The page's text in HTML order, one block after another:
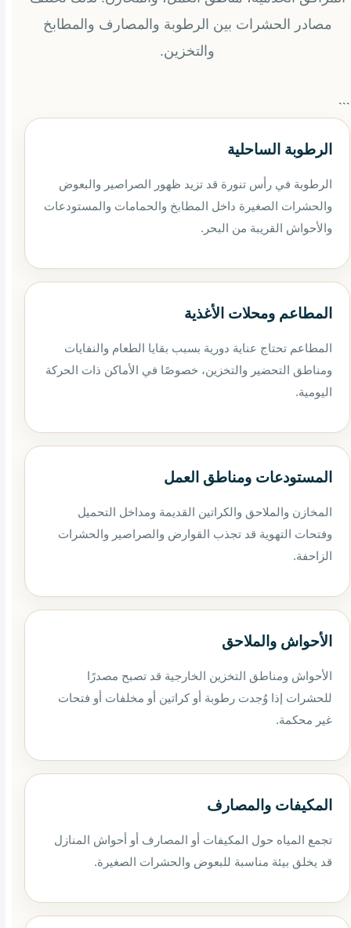
مصادر الحشرات بين الرطوبة والمصارف والمطابخ
والتخزين.
```
الرطوبة الساحلية
الرطوبة في رأس تنورة قد تزيد ظهور الصراصير والبعوض
والحشرات الصغيرة داخل المطابخ والحمامات والمستودعات
والأحواش القريبة من البحر.
المطاعم ومحلات الأغذية
المطاعم تحتاج عناية دورية بسبب بقايا الطعام والنفايات
ومناطق التحضير والتخزين، خصوصًا في الأماكن ذات الحركة
اليومية.
المستودعات ومناطق العمل
المخازن والملاحق والكراتين القديمة ومداخل التحميل
وفتحات التهوية قد تجذب القوارض والصراصير والحشرات
الزاحفة.
الأحواش والملاحق
الأحواش ومناطق التخزين الخارجية قد تصبح مصدرًا
للحشرات إذا وُجدت رطوبة أو كراتين أو مخلفات أو فتحات
غير محكمة.
المكيفات والمصارف
تجمع المياه حول المكيفات أو المصارف أو أحواش المنازل
قد يخلق بيئة مناسبة للبعوض والحشرات الصغيرة.